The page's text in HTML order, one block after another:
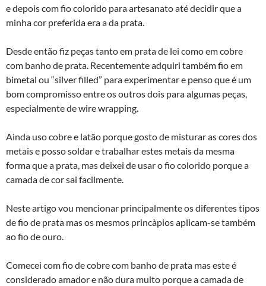
e depois com fio colorido para artesanato até decidir que a
minha cor preferida era a da prata.
Desde então fiz peças tanto em prata de lei como em cobre
com banho de prata. Recentemente adquiri também fio em
bimetal ou “silver filled” para experimentar e penso que é um
bom compromisso entre os outros dois para algumas peças,
especialmente de wire wrapping.
Ainda uso cobre e latão porque gosto de misturar as cores dos
metais e posso soldar e trabalhar estes metais da mesma
forma que a prata, mas deixei de usar o fio colorido porque a
camada de cor sai facilmente.
Neste artigo vou mencionar principalmente os diferentes tipos
de fio de prata mas os mesmos princà­pios aplicam-se também
ao fio de ouro.
Comecei com fio de cobre com banho de prata mas este é
considerado amador e não dura muito porque a camada de